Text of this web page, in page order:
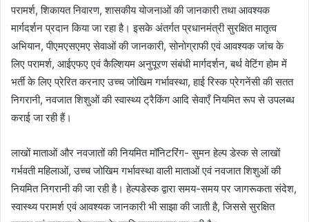
परामर्श, शिकायत निवारण, शासकीय योजनाओं की जानकारी तथा आवश्यक
मार्गदर्शन प्रदान किया जा रहा है। इसके अंतर्गत प्रधानमंत्री सुरक्षित मातृत्व
अभियान, पीएमएसएमए सेवाओं की जानकारी, सोनोग्राफी एवं आवश्यक जांच के
लिए परामर्श, आईएफए एवं कैल्शियम अनुपूरण संबंधी मार्गदर्शन, बर्थ वेटिंग होम में
भर्ती के लिए प्रेरित करनाए उच्च जोखिम गर्भावस्था, हाई रिस्क प्रेगनेंसी की सतत
निगरानी, नवजात शिशुओं की स्वास्थ्य ट्रैकिंग आदि सेवाएँ नियमित रूप से उपलब्ध
कराई जा रही हैं।
लाखों माताओं और नवजातों की नियमित मॉनिटरिंग- सुमन हेल्प डेस्क से लाखों
गर्भवती महिलाओं, उच्च जोखिम गर्भावस्था वाली माताओं एवं नवजात शिशुओं की
नियमित निगरानी की जा रही है। हेल्पडेस्क द्वारा समय-समय पर जागरूकता संदेश,
स्वास्थ्य परामर्श एवं आवश्यक जानकारी भी साझा की जाती है, जिससे सुरक्षित